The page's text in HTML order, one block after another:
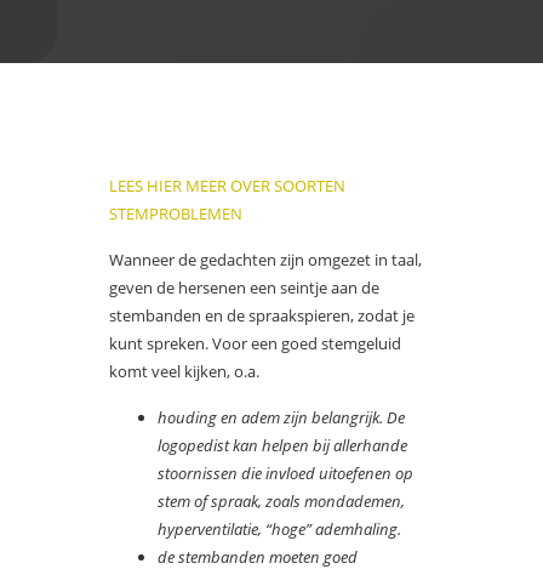
LEES HIER MEER OVER SOORTEN
STEMPROBLEMEN
Wanneer de gedachten zijn omgezet in taal,
geven de hersenen een seintje aan de
stembanden en de spraakspieren, zodat je
kunt spreken. Voor een goed stemgeluid
komt veel kijken, o.a.
houding en adem zijn belangrijk. De
logopedist kan helpen bij allerhande
stoornissen die invloed uitoefenen op
stem of spraak, zoals mondademen,
hyperventilatie, “hoge” ademhaling.
de stembanden moeten goed